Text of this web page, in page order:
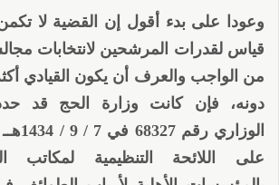
وعودا على بدء أقول إن القضية لا
قياس لقدرات المرشحين لانتخابات
من الواجب والعرف أن يكون القيادي
دونه، فإن كانت وزارة الحج قد
على اللائحة التنظيمية لمكاتب